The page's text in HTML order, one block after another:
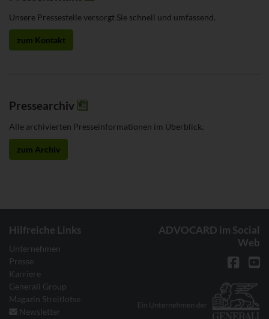
Unsere Pressestelle versorgt Sie schnell und umfassend.
zum Kontakt
Pressearchiv
Alle archivierten Presseinformationen im Überblick.
zum Archiv
Hilfreiche Links
Unternehmen
Presse
Karriere
Generali Group
Magazin Streitlotse
Newsletter
ADVOCARD im Social
Web